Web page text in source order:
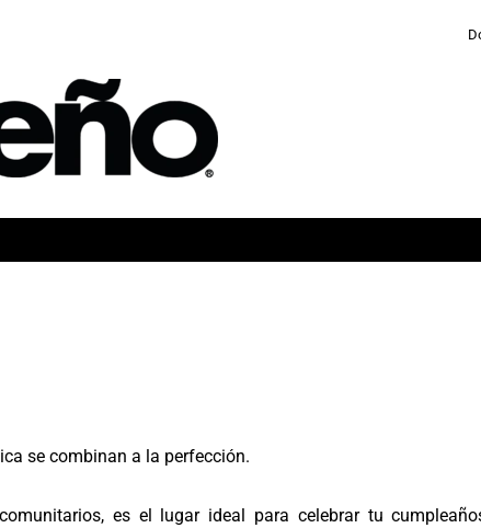
se combinan a la perfección.
es el lugar ideal para celebrar tu